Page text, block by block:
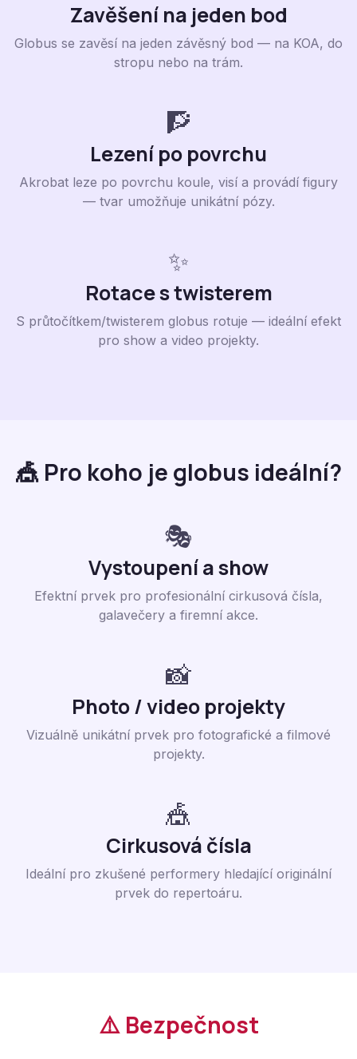
Zavěšení na jeden bod
Globus se zavěsí na jeden závěsný bod — na KOA, do
stropu nebo na trám.
🧗
Lezení po povrchu
Akrobat leze po povrchu koule, visí a provádí figury
— tvar umožňuje unikátní pózy.
✨
Rotace s twisterem
S průtočítkem/twisterem globus rotuje — ideální efekt
pro show a video projekty.
🎪 Pro koho je globus ideální?
🎭
Vystoupení a show
Efektní prvek pro profesionální cirkusová čísla,
galavečery a firemní akce.
📸
Photo / video projekty
Vizuálně unikátní prvek pro fotografické a filmové
projekty.
🎪
Cirkusová čísla
Ideální pro zkušené performery hledající originální
prvek do repertoáru.
⚠️ Bezpečnost